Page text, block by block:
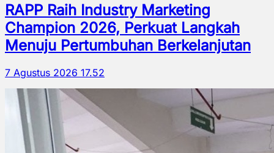
RAPP Raih Industry Marketing
Champion 2026, Perkuat Langkah
Menuju Pertumbuhan Berkelanjutan
7 Agustus 2026 17.52